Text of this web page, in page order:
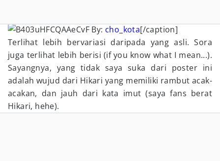
By: cho_kota[/caption]
Terlihat lebih bervariasi daripada yang asli. Sora
juga terlihat lebih berisi (if you know what I mean...).
Sayangnya, yang tidak saya suka dari poster ini
adalah wujud dari Hikari yang memiliki rambut acak-
acakan, dan jauh dari kata imut (saya fans berat
Hikari, hehe).